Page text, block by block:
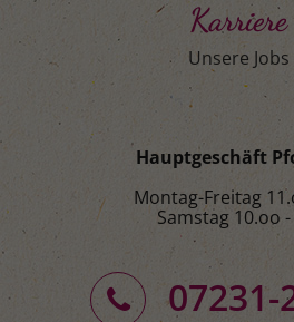
Karriere
Unsere Jobs
Hauptgeschäft
Montag-Freitag
Samstag 10.oo
07231-